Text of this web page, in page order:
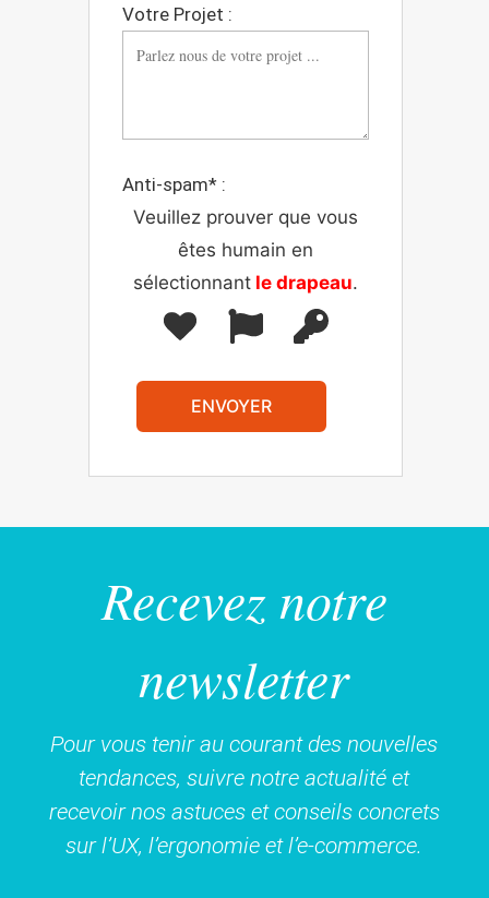
Votre Projet :
Anti-spam* :
Veuillez prouver que vous
êtes humain en
sélectionnantle drapeau.
ENVOYER
Recevez notre
newsletter
Pour vous tenir au courant des nouvelles
tendances, suivre notre actualité et
recevoir nos astuces et conseils concrets
sur l’UX, l’ergonomie et l’e-commerce.